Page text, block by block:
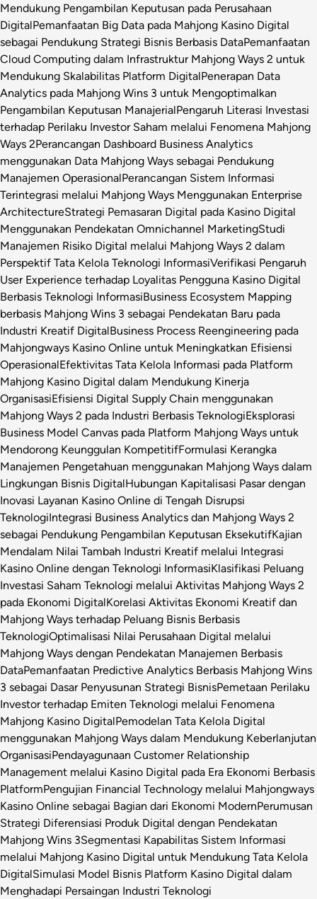
Mendukung Pengambilan Keputusan pada Perusahaan
DigitalPemanfaatan Big Data pada Mahjong Kasino Digital
sebagai Pendukung Strategi Bisnis Berbasis DataPemanfaatan
Cloud Computing dalam Infrastruktur Mahjong Ways 2 untuk
Mendukung Skalabilitas Platform DigitalPenerapan Data
Analytics pada Mahjong Wins 3 untuk Mengoptimalkan
Pengambilan Keputusan ManajerialPengaruh Literasi Investasi
terhadap Perilaku Investor Saham melalui Fenomena Mahjong
Ways 2Perancangan Dashboard Business Analytics
menggunakan Data Mahjong Ways sebagai Pendukung
Manajemen OperasionalPerancangan Sistem Informasi
Terintegrasi melalui Mahjong Ways Menggunakan Enterprise
ArchitectureStrategi Pemasaran Digital pada Kasino Digital
Menggunakan Pendekatan Omnichannel MarketingStudi
Manajemen Risiko Digital melalui Mahjong Ways 2 dalam
Perspektif Tata Kelola Teknologi InformasiVerifikasi Pengaruh
User Experience terhadap Loyalitas Pengguna Kasino Digital
Berbasis Teknologi InformasiBusiness Ecosystem Mapping
berbasis Mahjong Wins 3 sebagai Pendekatan Baru pada
Industri Kreatif DigitalBusiness Process Reengineering pada
Mahjongways Kasino Online untuk Meningkatkan Efisiensi
OperasionalEfektivitas Tata Kelola Informasi pada Platform
Mahjong Kasino Digital dalam Mendukung Kinerja
OrganisasiEfisiensi Digital Supply Chain menggunakan
Mahjong Ways 2 pada Industri Berbasis TeknologiEksplorasi
Business Model Canvas pada Platform Mahjong Ways untuk
Mendorong Keunggulan KompetitifFormulasi Kerangka
Manajemen Pengetahuan menggunakan Mahjong Ways dalam
Lingkungan Bisnis DigitalHubungan Kapitalisasi Pasar dengan
Inovasi Layanan Kasino Online di Tengah Disrupsi
TeknologiIntegrasi Business Analytics dan Mahjong Ways 2
sebagai Pendukung Pengambilan Keputusan EksekutifKajian
Mendalam Nilai Tambah Industri Kreatif melalui Integrasi
Kasino Online dengan Teknologi InformasiKlasifikasi Peluang
Investasi Saham Teknologi melalui Aktivitas Mahjong Ways 2
pada Ekonomi DigitalKorelasi Aktivitas Ekonomi Kreatif dan
Mahjong Ways terhadap Peluang Bisnis Berbasis
TeknologiOptimalisasi Nilai Perusahaan Digital melalui
Mahjong Ways dengan Pendekatan Manajemen Berbasis
DataPemanfaatan Predictive Analytics Berbasis Mahjong Wins
3 sebagai Dasar Penyusunan Strategi BisnisPemetaan Perilaku
Investor terhadap Emiten Teknologi melalui Fenomena
Mahjong Kasino DigitalPemodelan Tata Kelola Digital
menggunakan Mahjong Ways dalam Mendukung Keberlanjutan
OrganisasiPendayagunaan Customer Relationship
Management melalui Kasino Digital pada Era Ekonomi Berbasis
PlatformPengujian Financial Technology melalui Mahjongways
Kasino Online sebagai Bagian dari Ekonomi ModernPerumusan
Strategi Diferensiasi Produk Digital dengan Pendekatan
Mahjong Wins 3Segmentasi Kapabilitas Sistem Informasi
melalui Mahjong Kasino Digital untuk Mendukung Tata Kelola
DigitalSimulasi Model Bisnis Platform Kasino Digital dalam
Menghadapi Persaingan Industri Teknologi